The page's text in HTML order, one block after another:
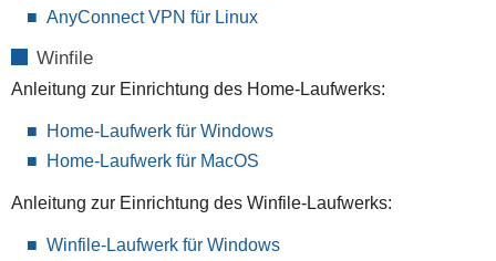
AnyConnect VPN für Linux
Winfile
Anleitung zur Einrichtung des Home-Laufwerks:
Home-Laufwerk für Windows
Home-Laufwerk für MacOS
Anleitung zur Einrichtung des Winfile-Laufwerks:
Winfile-Laufwerk für Windows